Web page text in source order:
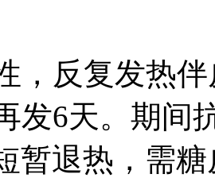
，反复发热
发6天。期间
暂退热，需